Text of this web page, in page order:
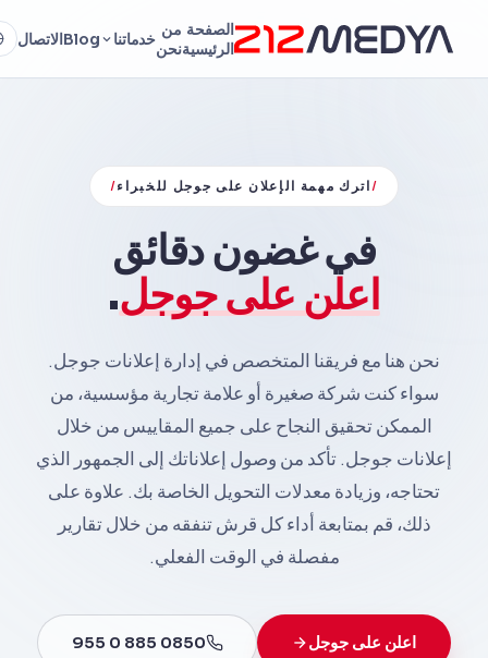
الصفحة
الرئيسية
من
نحنخدماتنا Blogالاتصال
/اترك مهمة الإعلان على جوجل للخبراء/
في غضون دقائق
اعلن على جوجل.
نحن هنا مع فريقنا المتخصص في إدارة إعلانات جوجل.
سواء كنت شركة صغيرة أو علامة تجارية مؤسسية، من
الممكن تحقيق النجاح على جميع المقاييس من خلال
إعلانات جوجل. تأكد من وصول إعلاناتك إلى الجمهور الذي
تحتاجه، وزيادة معدلات التحويل الخاصة بك. علاوة على
ذلك، قم بمتابعة أداء كل قرش تنفقه من خلال تقارير
مفصلة في الوقت الفعلي.
اعلن على جوجل 0850 885 0 955